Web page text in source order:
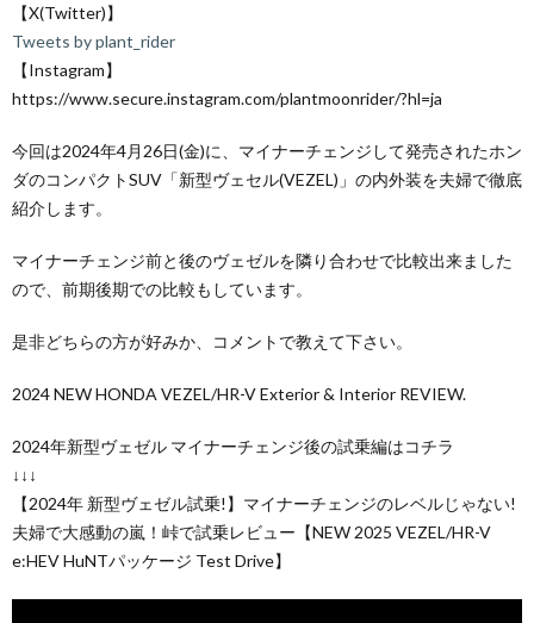
【X(Twitter)】
Tweets by plant_rider
【Instagram】
https://www.secure.instagram.com/plantmoonrider/?hl=ja
今回は2024年4月26日(金)に、マイナーチェンジして発売されたホン
ダのコンパクトSUV「新型ヴェセル(VEZEL)」の内外装を夫婦で徹底
紹介します。
マイナーチェンジ前と後のヴェゼルを隣り合わせで比較出来ました
ので、前期後期での比較もしています。
是非どちらの方が好みか、コメントで教えて下さい。
2024 NEW HONDA VEZEL/HR-V Exterior & Interior REVIEW.
2024年新型ヴェゼル マイナーチェンジ後の試乗編はコチラ
↓↓↓
【2024年 新型ヴェゼル試乗!】マイナーチェンジのレベルじゃない!
夫婦で大感動の嵐！峠で試乗レビュー【NEW 2025 VEZEL/HR-V
e:HEV HuNTパッケージ Test Drive】